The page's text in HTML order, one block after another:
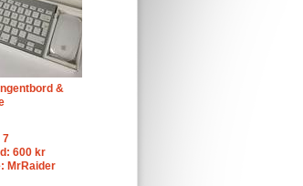
&
7
600 kr
MrRaider